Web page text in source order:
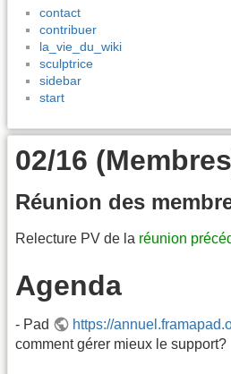
contact
contribuer
la_vie_du_wiki
sculptrice
sidebar
start
02/16
Réunion des
Relecture PV de la réunion
Agenda
- Pad https://
comment gérer mieux le support?